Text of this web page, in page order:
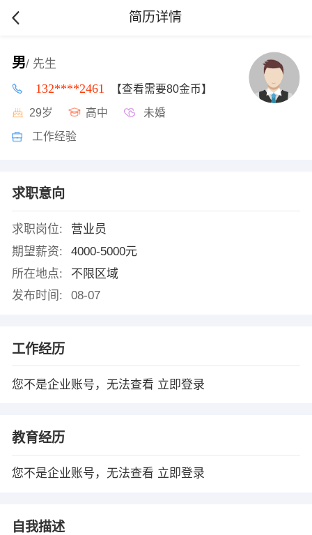
简历详情
男/ 先生
132****2461 【查看需要80金币】
29岁 高中 未婚
工作经验
求职意向
求职岗位:
营业员
期望薪资:
4000-5000元
所在地点:
不限区域
发布时间:
08-07
工作经历
您不是企业账号，无法查看 立即登录
教育经历
您不是企业账号，无法查看 立即登录
自我描述